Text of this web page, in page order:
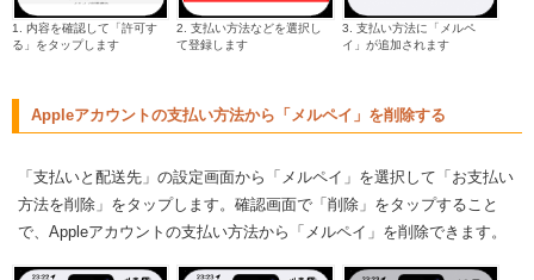
1. 内容を確認して「許可す
る」をタップします
2. 支払い方法などを選択し
て登録します
3. 支払い方法に「メルペ
イ」が追加されます
Appleアカウントの支払い方法から「メルペイ」を削除する
「支払いと配送先」の設定画面から「メルペイ」を選択して「お支払い
方法を削除」をタップします。確認画面で「削除」をタップすること
で、Appleアカウントの支払い方法から「メルペイ」を削除できます。